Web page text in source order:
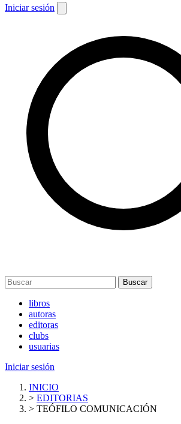
Iniciar sesión
Buscar
libros
autoras
editoras
clubs
usuarias
Iniciar sesión
INICIO
> EDITORIAS
> TEÓFILO COMUNICACIÓN